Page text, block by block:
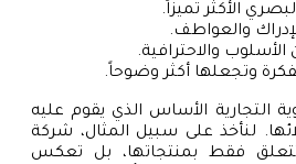
الأكثر تميزاً.
والعواطف.
الأسلوب والاحترافية.
وتجعلها أكثر وضوحاً.
التجارية الأساس الذي يقوم عليه
لنأخذ على سبيل المثال، شركة
تتعلق فقط بمنتجاتها، بل تعكس